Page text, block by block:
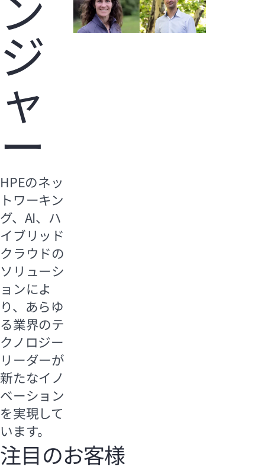
ジ
ャ
ー
HPEのネッ
トワーキン
グ、AI、ハ
イブリッド
クラウドの
ソリューシ
ョンによ
り、あらゆ
る業界のテ
クノロジー
リーダーが
新たなイノ
ベーション
を実現して
います。
注目のお客様